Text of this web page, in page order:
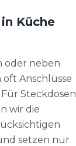
Küche
oder neben
Anschlüsse
Steckdosen
wir die
setzen nur